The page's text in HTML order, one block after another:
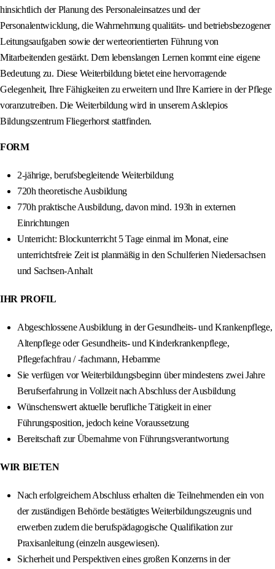
hinsichtlich der Planung des Personaleinsatzes und der
Personalentwicklung, die Wahrnehmung qualitäts- und betriebsbezogener
Leitungsaufgaben sowie der werteorientierten Führung von
Mitarbeitenden gestärkt. Dem lebenslangen Lernen kommt eine eigene
Bedeutung zu. Diese Weiterbildung bietet eine hervorragende
Gelegenheit, Ihre Fähigkeiten zu erweitern und Ihre Karriere in der Pflege
voranzutreiben. Die Weiterbildung wird in unserem Asklepios
Bildungszentrum Fliegerhorst stattfinden.
FORM
2-jährige, berufsbegleitende Weiterbildung
720h theoretische Ausbildung
770h praktische Ausbildung, davon mind. 193h in externen
Einrichtungen
Unterricht: Blockunterricht 5 Tage einmal im Monat, eine
unterrichtsfreie Zeit ist planmäßig in den Schulferien Niedersachsen
und Sachsen-Anhalt
IHR PROFIL
Abgeschlossene Ausbildung in der Gesundheits- und Krankenpflege,
Altenpflege oder Gesundheits- und Kinderkrankenpflege,
Pflegefachfrau / -fachmann, Hebamme
Sie verfügen vor Weiterbildungsbeginn über mindestens zwei Jahre
Berufserfahrung in Vollzeit nach Abschluss der Ausbildung
Wünschenswert aktuelle berufliche Tätigkeit in einer
Führungsposition, jedoch keine Voraussetzung
Bereitschaft zur Übernahme von Führungsverantwortung
WIR BIETEN
Nach erfolgreichem Abschluss erhalten die Teilnehmenden ein von
der zuständigen Behörde bestätigtes Weiterbildungszeugnis und
erwerben zudem die berufspädagogische Qualifikation zur
Praxisanleitung (einzeln ausgewiesen).
Sicherheit und Perspektiven eines großen Konzerns in der